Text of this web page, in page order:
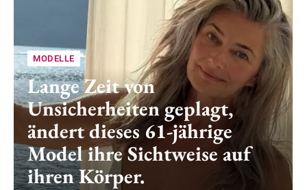
MODELLE
Lange Zeit von
Unsicherheiten geplagt,
ändert dieses 61-jährige
Model ihre Sichtweise auf
ihren Körper.